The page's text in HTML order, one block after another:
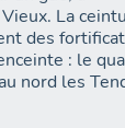
La
des
: le
nord les